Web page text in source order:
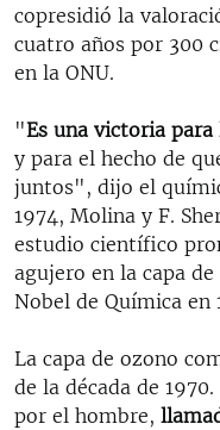
copresidió la
cuatro años por 300
en la ONU.
"Es una victoria
y para el hecho de
juntos", dijo el
1974, Molina y F.
estudio científico
agujero en la capa
Nobel de Química
La capa de ozono
de la década de
por el hombre,